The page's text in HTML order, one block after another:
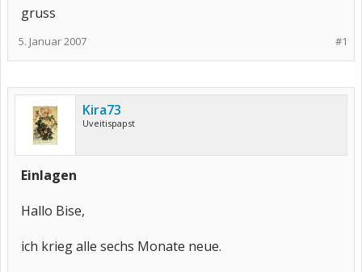
gruss
#1
5. Januar 2007
Kira73
Uveitispapst
Einlagen
Hallo Bise,
ich krieg alle sechs Monate neue.